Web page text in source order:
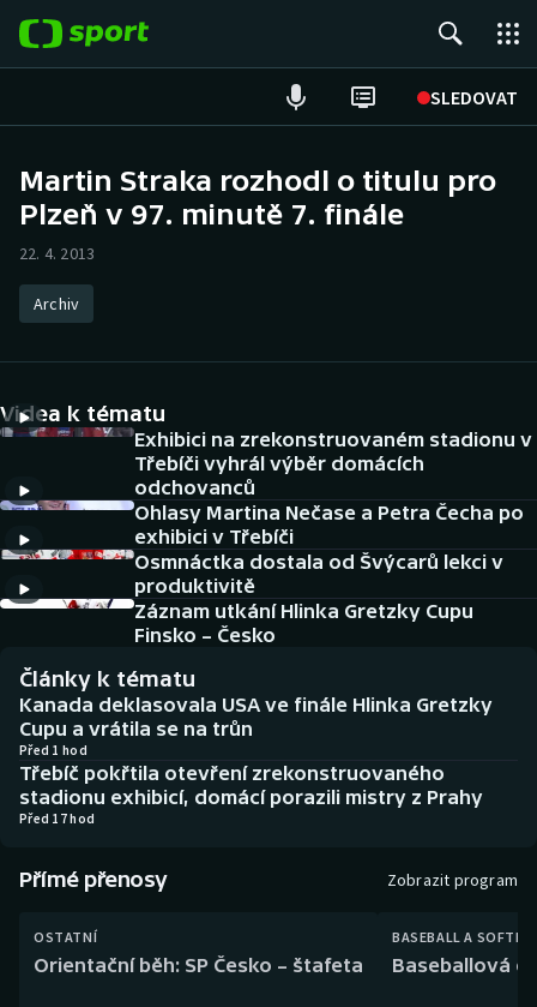
SLEDOVAT
Hokej
Atletika
DALŠÍ SPORTY
Americký fotbal
Baseball a softbal
Basketbal
Biatlon
Boby a skeleton
Box
Florbal
NEPŘEHLÉDNĚTE
Soutěže
Historické návraty
Aplikace ČT sport
AZ kvíz
Martin Straka rozhodl o titulu pro
Plzeň v 97. minutě 7. finále
22. 4. 2013
Archiv
Videa k tématu
Exhibici na zrekonstruovaném stadionu v
Třebíči vyhrál výběr domácích
odchovanců
Ohlasy Martina Nečase a Petra Čecha po
exhibici v Třebíči
Osmnáctka dostala od Švýcarů lekci v
produktivitě
Záznam utkání Hlinka Gretzky Cupu
Finsko – Česko
Články k tématu
Kanada deklasovala USA ve finále Hlinka Gretzky
Cupu a vrátila se na trůn
Před 1 hod
Třebíč pokřtila otevření zrekonstruovaného
stadionu exhibicí, domácí porazili mistry z Prahy
Před 17 hod
Přímé přenosy Zobrazit program
OSTATNÍ
Orientační běh: SP Česko – štafeta
BASEBALL A
Baseballová